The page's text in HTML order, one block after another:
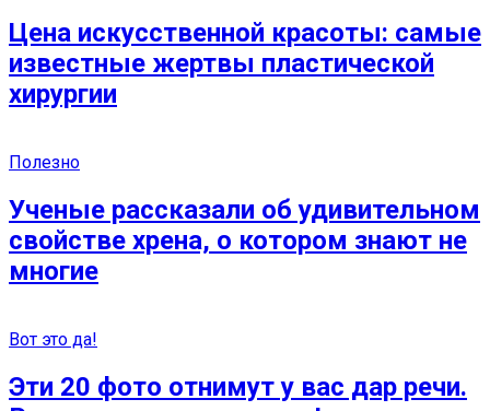
Цена искусственной красоты: самые
известные жeртвы пластической
хирургии
Полезно
Ученые рассказали об удивительном
свойстве хрена, о котором знают не
многие
Вот это да!
Эти 20 фото отнимут у вас дар речи.